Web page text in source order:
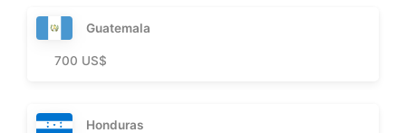
Guatemala
700 US$
Honduras